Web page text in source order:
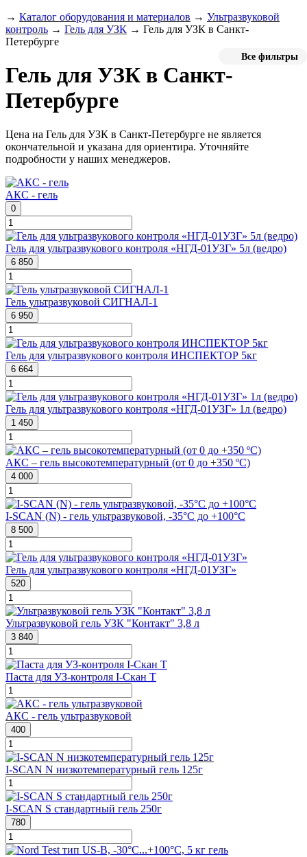
→ Каталог оборудования и материалов → Ультразвуковой
контроль → Гель для УЗК → Гель для УЗК в Санкт-
Петербурге
Все фильтры
Гель для УЗК в Санкт-
Петербурге
Цена на Гель для УЗК в Санкт-Петербурге не является
окончательной и указана для ориентира. Уточняйте
подробности у наших менеджеров.
АКС - гель
0
Гель для ультразвукового контроля «НГД-01УЗГ» 5л (ведро)
6 850
Гель ультразвуковой СИГНАЛ-1
6 950
Гель для ультразвукового контроля ИНСПЕКТОР 5кг
6 664
Гель для ультразвукового контроля «НГД-01УЗГ» 1л (ведро)
1 450
АКС – гель высокотемпературный (от 0 до +350 ºС)
4 000
I-SCAN (N) - гель ультразвуковой, -35°C до +100°C
8 500
Гель для ультразвукового контроля «НГД-01УЗГ»
520
Ультразвуковой гель УЗК "Контакт" 3,8 л
3 840
Паста для УЗ-контроля I-Скан Т
АКС - гель ультразвуковой
400
I-SCAN N низкотемпературный гель 125г
I-SCAN S стандартный гель 250г
780